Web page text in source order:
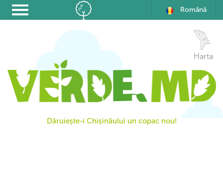
Română
Dăruiește-i Chișinăului un copac nou!
Harta